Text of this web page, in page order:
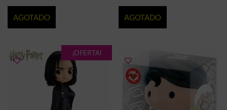
AGOTADO AGOTADO
¡OFERTA!